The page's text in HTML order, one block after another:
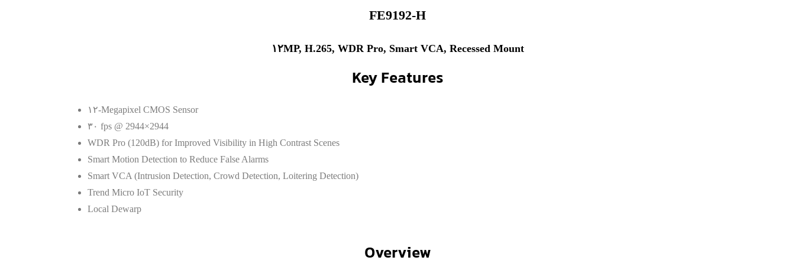
FE9192-H
۱۲MP, H.265, WDR Pro, Smart VCA, Recessed Mount
Key Features
۱۲-Megapixel CMOS Sensor
۳۰ fps @ 2944×2944
WDR Pro (120dB) for Improved Visibility in High Contrast Scenes
Smart Motion Detection to Reduce False Alarms
Smart VCA (Intrusion Detection, Crowd Detection, Loitering Detection)
Trend Micro IoT Security
Local Dewarp
Overview